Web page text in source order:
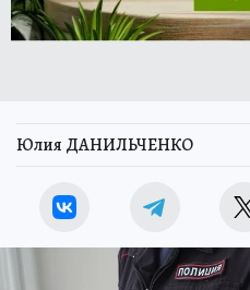
Юлия ДАНИЛЬЧЕНКО